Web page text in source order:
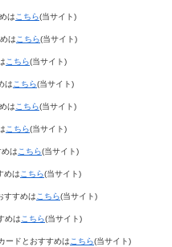
はこちら(当サイト)
はこちら(当サイト)
こちら(当サイト)
はこちら(当サイト)
はこちら(当サイト)
こちら(当サイト)
はこちら(当サイト)
めはこちら(当サイト)
すすめはこちら(当サイト)
めはこちら(当サイト)
ードとおすすめはこちら(当サイト)